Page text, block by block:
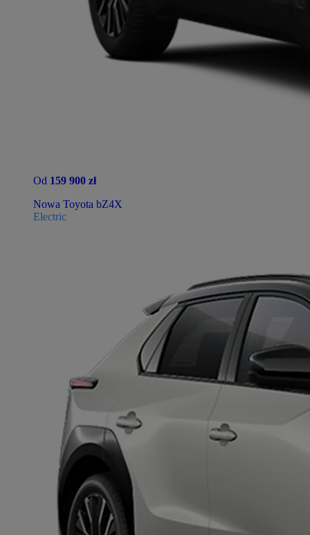
Od 159 900 zł
Nowa Toyota bZ4X
Electric